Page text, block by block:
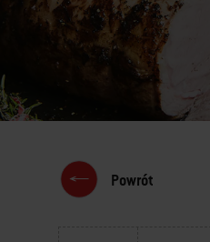
Powrót